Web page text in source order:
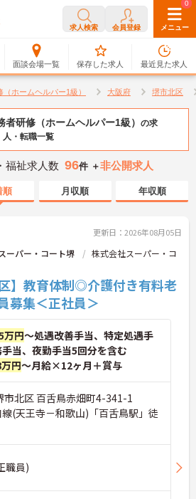
求人検索 会員登録 メニュー
面談会場一覧
0
保存した求人
0
最近見た求人
（ホームヘルパー1級） 大阪府 堺市北区
研修（ホームヘルパー1級） の求
人・転職一覧
福祉求人数 96件 ＋非公開求人
順 月収順 年収順
更新日：2026年08月05日
ーパー・コート堺
株式会社スーパー・コ
】教育体制◎介護付き有料老
募集＜正社員＞
万円～処遇改善手当、特定処遇手
当、夜勤手当5回分を含む
円～月給×12ヶ月＋賞与
市北区 百舌鳥赤畑町4-341-1
線(天王寺－和歌山)「百舌鳥駅」徒
職員)